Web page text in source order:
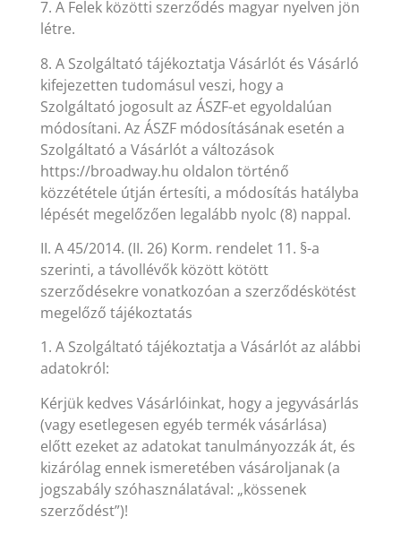
7. A Felek közötti szerződés magyar nyelven jön
létre.
8. A Szolgáltató tájékoztatja Vásárlót és Vásárló
kifejezetten tudomásul veszi, hogy a
Szolgáltató jogosult az ÁSZF-et egyoldalúan
módosítani. Az ÁSZF módosításának esetén a
Szolgáltató a Vásárlót a változások
https://broadway.hu oldalon történő
közzététele útján értesíti, a módosítás hatályba
lépését megelőzően legalább nyolc (8) nappal.
II. A 45/2014. (II. 26) Korm. rendelet 11. §-a
szerinti, a távollévők között kötött
szerződésekre vonatkozóan a szerződéskötést
megelőző tájékoztatás
1. A Szolgáltató tájékoztatja a Vásárlót az alábbi
adatokról:
Kérjük kedves Vásárlóinkat, hogy a jegyvásárlás
(vagy esetlegesen egyéb termék vásárlása)
előtt ezeket az adatokat tanulmányozzák át, és
kizárólag ennek ismeretében vásároljanak (a
jogszabály szóhasználatával: „kössenek
szerződést”)!